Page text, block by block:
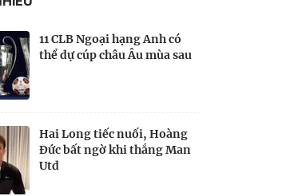
Bên lề
11 CLB Ngoại hạng Anh có
thể dự cúp châu Âu mùa sau
Hai Long tiếc nuối, Hoàng
Đức bất ngờ khi thắng Man
Utd